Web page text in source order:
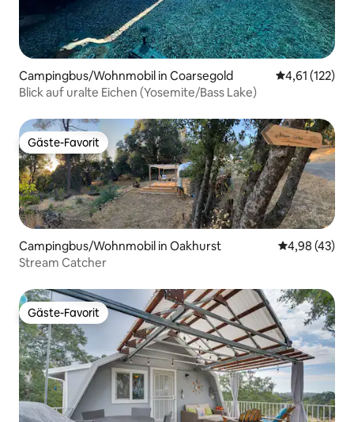
Campingbus/Wohnmobil in Coarsegold
4,61 (122)
Blick auf uralte Eichen (Yosemite/Bass Lake)
Gäste-Favorit
Gäste-Favorit
Campingbus/Wohnmobil in Oakhurst
4,98 (43)
Stream Catcher
Gäste-Favorit
Gäste-Favorit